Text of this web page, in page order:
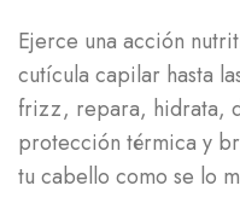
Ejerce una acción
cutícula capilar hasta
frizz, repara, hidrata,
protección térmica y
tu cabello como se lo